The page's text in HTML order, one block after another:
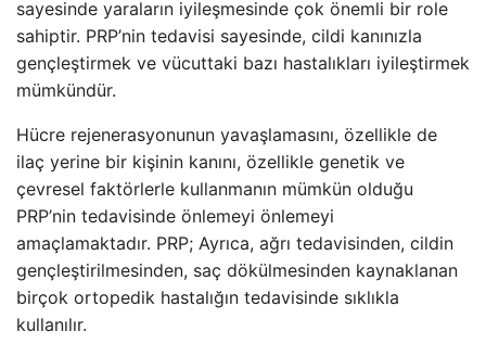
sayesinde yaraların iyileşmesinde çok önemli bir role
sahiptir. PRP’nin tedavisi sayesinde, cildi kanınızla
gençleştirmek ve vücuttaki bazı hastalıkları iyileştirmek
mümkündür.
Hücre rejenerasyonunun yavaşlamasını, özellikle de
ilaç yerine bir kişinin kanını, özellikle genetik ve
çevresel faktörlerle kullanmanın mümkün olduğu
PRP’nin tedavisinde önlemeyi önlemeyi
amaçlamaktadır. PRP; Ayrıca, ağrı tedavisinden, cildin
gençleştirilmesinden, saç dökülmesinden kaynaklanan
birçok ortopedik hastalığın tedavisinde sıklıkla
kullanılır.